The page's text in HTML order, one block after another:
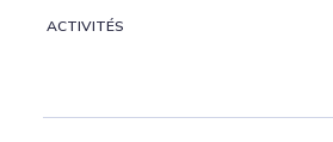
ACTIVITÉS